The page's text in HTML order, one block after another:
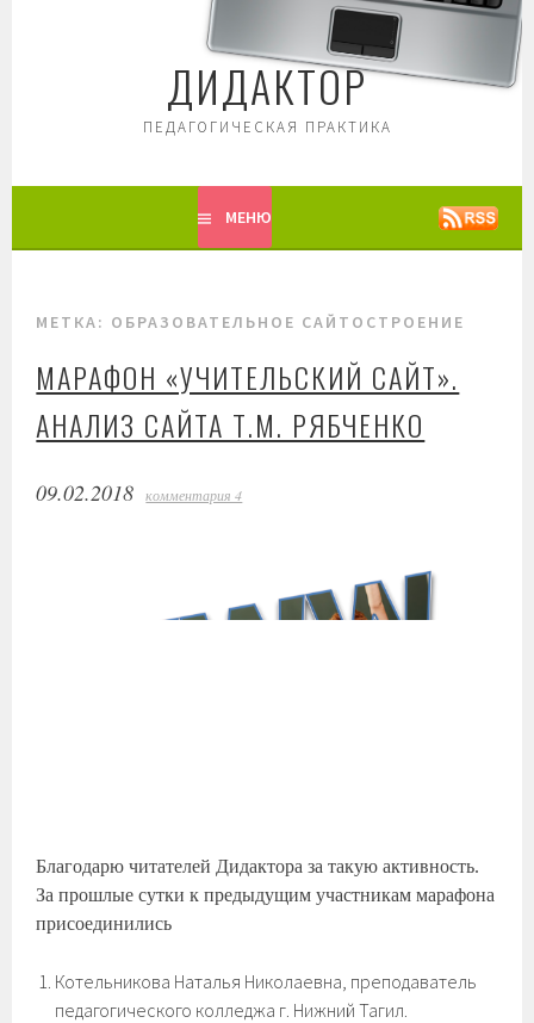
ДИДАКТОР
ПЕДАГОГИЧЕСКАЯ ПРАКТИКА
МЕНЮ
МЕТКА: ОБРАЗОВАТЕЛЬНОЕ САЙТОСТРОЕНИЕ
МАРАФОН «УЧИТЕЛЬСКИЙ САЙТ».
АНАЛИЗ САЙТА Т.М. РЯБЧЕНКО
09.02.2018 комментария 4
Благодарю читателей Дидактора за такую активность.
За прошлые сутки к предыдущим участникам марафона
присоединились
Котельникова Наталья Николаевна, преподаватель
педагогического колледжа г. Нижний Тагил.